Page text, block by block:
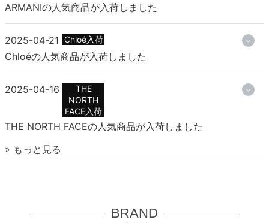
ARMANIの人気商品が入荷しました
2025-04-21 Chloé入荷
Chloéの人気商品が入荷しました
2025-04-16
THE
NORTH
FACE入荷
THE NORTH FACEの人気商品が入荷しました
» もっと見る
BRAND